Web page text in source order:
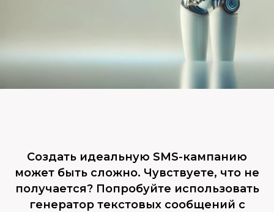
Создать идеальную SMS-кампанию
может быть сложно. Чувствуете, что не
получается? Попробуйте использовать
генератор текстовых сообщений с